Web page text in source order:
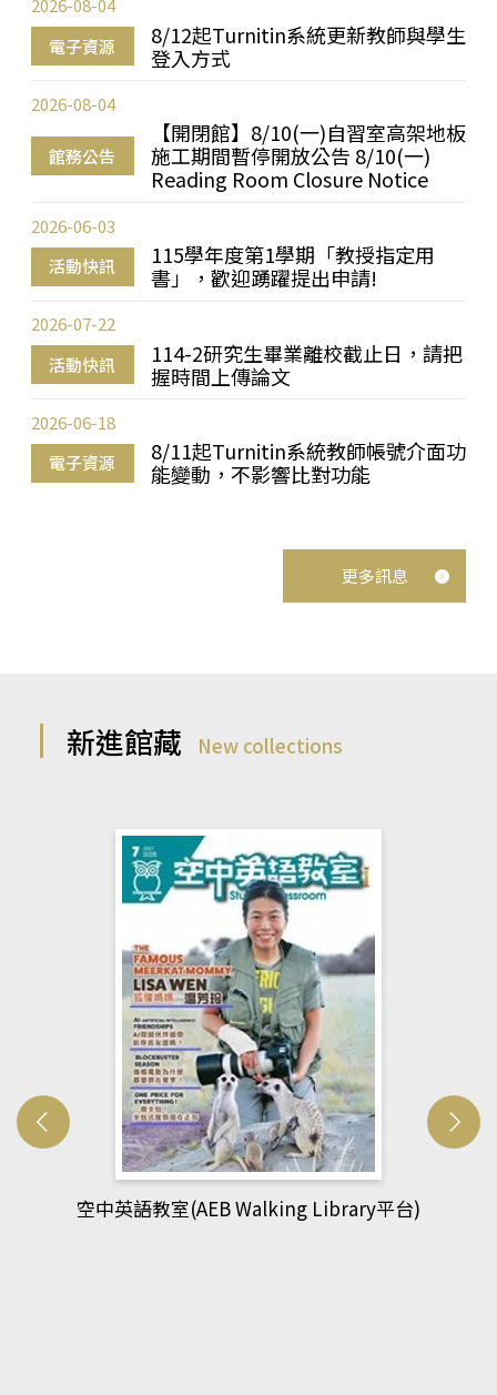
電子資源
8/12起Turnitin系統更新教師與學生
登入方式
2026-08-04
館務公告
【開閉館】8/10(一)自習室高架地板
施工期間暫停開放公告 8/10(一)
Reading Room Closure Notice
2026-08-04
活動快訊
115學年度第1學期「教授指定用
書」，歡迎踴躍提出申請!
2026-06-03
活動快訊
114-2研究生畢業離校截止日，請把
握時間上傳論文
2026-07-22
電子資源
8/11起Turnitin系統教師帳號介面功
能變動，不影響比對功能
2026-06-18
更多訊息
新進館藏 New collections
網管人(kono平台)